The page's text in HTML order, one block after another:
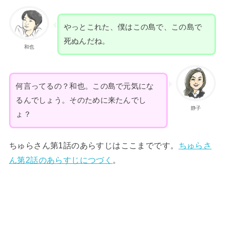
和也
やっとこれた、僕はこの島で、この島で
死ぬんだね。
静子
何言ってるの？和也。この島で元気にな
るんでしょう。そのために来たんでし
ょ？
ちゅらさん第1話のあらすじはここまでです。 ちゅらさ
ん第2話のあらすじにつづく 。